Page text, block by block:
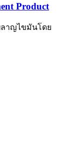
Product
าญไขมันโดย